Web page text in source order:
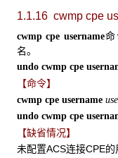
1.1.16 cwmp cpe
cwmp cpe username命
名。
undo cwmp cpe
【命令】
cwmp cpe username
undo cwmp cpe
【缺省情况】
未配置ACS连接CPE的